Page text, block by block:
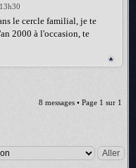
le cercle familial, je te
2000 à l'occasion, te
8 messages • Page 1 sur 1